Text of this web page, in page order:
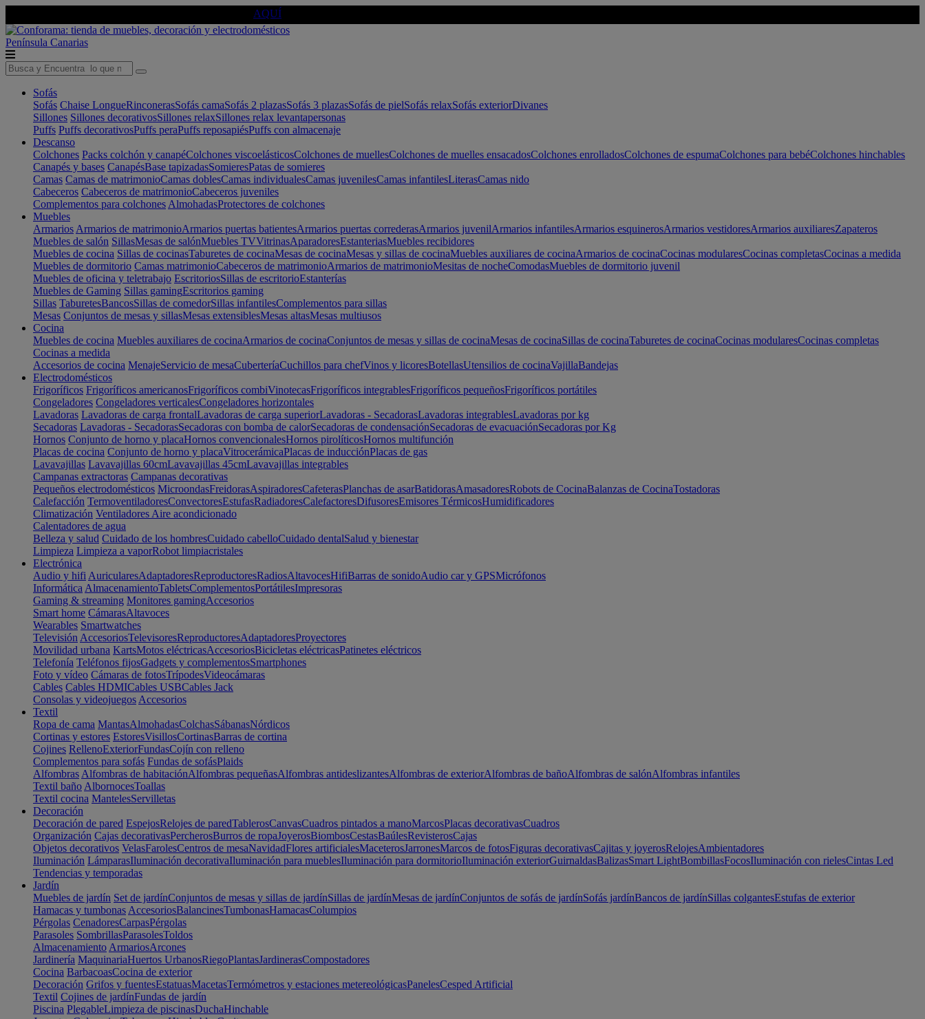
AQUÍ
Península Canarias
Sofás
Sofás Chaise LongueRinconerasSofás camaSofás 2 plazasSofás 3 plazasSofás de pielSofás relaxSofás exteriorDivanes
Sillones Sillones decorativosSillones relaxSillones relax levantapersonas
Puffs Puffs decorativosPuffs peraPuffs reposapiésPuffs con almacenaje
Descanso
Colchones Packs colchón y canapéColchones viscoelásticosColchones de muellesColchones de muelles ensacadosColchones enrolladosColchones de espumaColchones para bebéColchones hinchables
Canapés y bases CanapésBase tapizadasSomieresPatas de somieres
Camas Camas de matrimonioCamas doblesCamas individualesCamas juvenilesCamas infantilesLiterasCamas nido
Cabeceros Cabeceros de matrimonioCabeceros juveniles
Complementos para colchones AlmohadasProtectores de colchones
Muebles
Armarios Armarios de matrimonioArmarios puertas batientesArmarios puertas correderasArmarios juvenilArmarios infantilesArmarios esquinerosArmarios vestidoresArmarios auxiliaresZapateros
Muebles de salón SillasMesas de salónMuebles TVVitrinasAparadoresEstanteriasMuebles recibidores
Muebles de cocina Sillas de cocinasTaburetes de cocinaMesas de cocinaMesas y sillas de cocinaMuebles auxiliares de cocinaArmarios de cocinaCocinas modularesCocinas completasCocinas a medida
Muebles de dormitorio Camas matrimonioCabeceros de matrimonioArmarios de matrimonioMesitas de nocheComodasMuebles de dormitorio juvenil
Muebles de oficina y teletrabajo EscritoriosSillas de escritorioEstanterías
Muebles de Gaming Sillas gamingEscritorios gaming
Sillas TaburetesBancosSillas de comedorSillas infantilesComplementos para sillas
Mesas Conjuntos de mesas y sillasMesas extensiblesMesas altasMesas multiusos
Cocina
Muebles de cocina Muebles auxiliares de cocinaArmarios de cocinaConjuntos de mesas y sillas de cocinaMesas de cocinaSillas de cocinaTaburetes de cocinaCocinas modularesCocinas completas
Cocinas a medida
Accesorios de cocina MenajeServicio de mesaCuberteríaCuchillos para chefVinos y licoresBotellasUtensilios de cocinaVajillaBandejas
Electrodomésticos
Frigoríficos Frigoríficos americanosFrigoríficos combiVinotecasFrigoríficos integrablesFrigoríficos pequeñosFrigoríficos portátiles
Congeladores Congeladores verticalesCongeladores horizontales
Lavadoras Lavadoras de carga frontalLavadoras de carga superiorLavadoras - SecadorasLavadoras integrablesLavadoras por kg
Secadoras Lavadoras - SecadorasSecadoras con bomba de calorSecadoras de condensaciónSecadoras de evacuaciónSecadoras por Kg
Hornos Conjunto de horno y placaHornos convencionalesHornos pirolíticosHornos multifunción
Placas de cocina Conjunto de horno y placaVitrocerámicaPlacas de inducciónPlacas de gas
Lavavajillas Lavavajillas 60cmLavavajillas 45cmLavavajillas integrables
Campanas extractoras Campanas decorativas
Pequeños electrodomésticos MicroondasFreidorasAspiradoresCafeterasPlanchas de asarBatidorasAmasadoresRobots de CocinaBalanzas de CocinaTostadoras
Calefacción TermoventiladoresConvectoresEstufasRadiadoresCalefactoresDifusoresEmisores TérmicosHumidificadores
Climatización Ventiladores Aire acondicionado
Calentadores de agua
Belleza y salud Cuidado de los hombresCuidado cabelloCuidado dentalSalud y bienestar
Limpieza Limpieza a vaporRobot limpiacristales
Electrónica
Audio y hifi AuricularesAdaptadoresReproductoresRadiosAltavocesHifiBarras de sonidoAudio car y GPSMicrófonos
Informática AlmacenamientoTabletsComplementosPortátilesImpresoras
Gaming & streaming Monitores gamingAccesorios
Smart home CámarasAltavoces
Wearables Smartwatches
Televisión AccesoriosTelevisoresReproductoresAdaptadoresProyectores
Movilidad urbana KartsMotos eléctricasAccesoriosBicicletas eléctricasPatinetes eléctricos
Telefonía Teléfonos fijosGadgets y complementosSmartphones
Foto y vídeo Cámaras de fotosTrípodesVideocámaras
Cables Cables HDMICables USBCables Jack
Consolas y videojuegos Accesorios
Textil
Ropa de cama MantasAlmohadasColchasSábanasNórdicos
Cortinas y estores EstoresVisillosCortinasBarras de cortina
Cojines RellenoExteriorFundasCojín con relleno
Complementos para sofás Fundas de sofásPlaids
Alfombras Alfombras de habitaciónAlfombras pequeñasAlfombras antideslizantesAlfombras de exteriorAlfombras de bañoAlfombras de salónAlfombras infantiles
Textil baño AlbornocesToallas
Textil cocina MantelesServilletas
Decoración
Decoración de pared EspejosRelojes de paredTablerosCanvasCuadros pintados a manoMarcosPlacas decorativasCuadros
Organización Cajas decorativasPercherosBurros de ropaJoyerosBiombosCestasBaúlesRevisterosCajas
Objetos decorativos VelasFarolesCentros de mesaNavidadFlores artificialesMaceterosJarronesMarcos de fotosFiguras decorativasCajitas y joyerosRelojesAmbientadores
Iluminación LámparasIluminación decorativaIluminación para mueblesIluminación para dormitorioIluminación exteriorGuirnaldasBalizasSmart LightBombillasFocosIluminación con rielesCintas Led
Tendencias y temporadas
Jardín
Muebles de jardín Set de jardínConjuntos de mesas y sillas de jardínSillas de jardínMesas de jardínConjuntos de sofás de jardínSofás jardínBancos de jardínSillas colgantesEstufas de exterior
Hamacas y tumbonas AccesoriosBalancinesTumbonasHamacasColumpios
Pérgolas CenadoresCarpasPérgolas
Parasoles SombrillasParasolesToldos
Almacenamiento ArmariosArcones
Jardinería MaquinariaHuertos UrbanosRiegoPlantasJardinerasCompostadores
Cocina BarbacoasCocina de exterior
Decoración Grifos y fuentesEstatuasMacetasTermómetros y estaciones metereológicasPanelesCesped Artificial
Textil Cojines de jardínFundas de jardín
Piscina PlegableLimpieza de piscinasDuchaHinchable